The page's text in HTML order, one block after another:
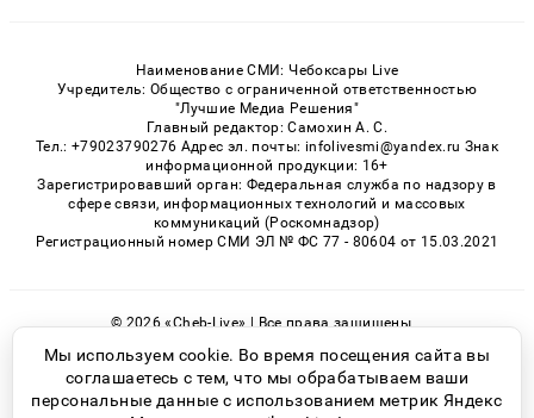
Наименование СМИ: Чебоксары Live
Учредитель: Общество с ограниченной ответственностью
"Лучшие Медиа Решения"
Главный редактор: Самохин А. С.
Тел.: +79023790276 Адрес эл. почты: infolivesmi@yandex.ru Знак
информационной продукции: 16+
Зарегистрировавший орган: Федеральная служба по надзору в
сфере связи, информационных технологий и массовых
коммуникаций (Роскомнадзор)
Регистрационный номер СМИ ЭЛ № ФС 77 - 80604 от 15.03.2021
© 2026 «Cheb-Live» | Все права защищены
Возрастная категория сайта 16+
Политика конфиденциальности
Мы используем cookie. Во время посещения сайта вы
соглашаетесь с тем, что мы обрабатываем ваши
персональные данные с использованием метрик Яндекс